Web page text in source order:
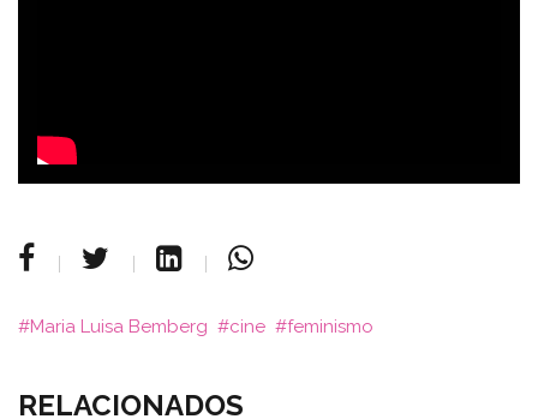
Maria Luisa Bemberg cine feminismo
RELACIONADOS